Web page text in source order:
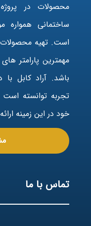
محصولات در
ساختمانی همواره
است. تهیه محصولات
مهمترین پارامتر
باشد. آراد کابل
تجربه توانسته
خود در این زمینه
تماس با ما